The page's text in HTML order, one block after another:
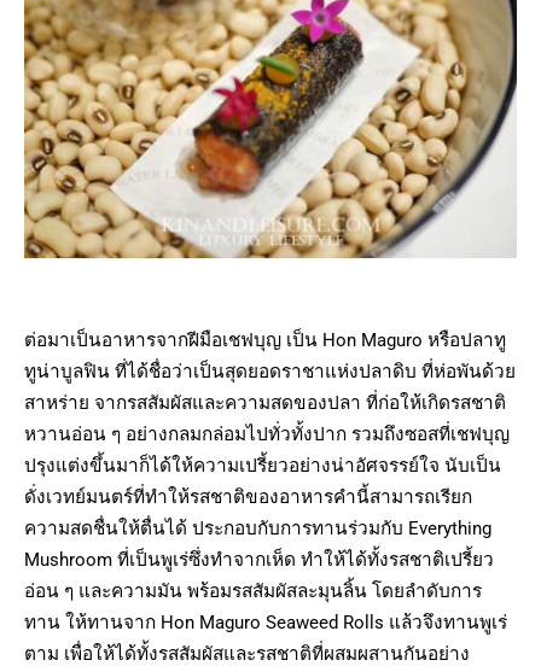
ต่อมาเป็นอาหารจากฝีมือเชฟบุญ เป็น Hon Maguro หรือปลาทู
ทูน่าบูลฟิน ที่ได้ชื่อว่าเป็นสุดยอดราชาแห่งปลาดิบ ที่ห่อพันด้วย
สาหร่าย จากรสสัมผัสและความสดของปลา ที่ก่อให้เกิดรสชาติ
หวานอ่อน ๆ อย่างกลมกล่อมไปทั่วทั้งปาก รวมถึงซอสที่เชฟบุญ
ปรุงแต่งขึ้นมาก็ได้ให้ความเปรี้ยวอย่างน่าอัศจรรย์ใจ นับเป็น
ดั่งเวทย์มนตร์ที่ทำให้รสชาติของอาหารคำนี้สามารถเรียก
ความสดชื่นให้ตื่นได้ ประกอบกับการทานร่วมกับ Everything
Mushroom ที่เป็นพูเร่ซึ่งทำจากเห็ด ทำให้ได้ทั้งรสชาติเปรี้ยว
อ่อน ๆ และความมัน พร้อมรสสัมผัสละมุนลิ้น โดยลำดับการ
ทาน ให้ทานจาก Hon Maguro Seaweed Rolls แล้วจึงทานพูเร่
ตาม เพื่อให้ได้ทั้งรสสัมผัสและรสชาติที่ผสมผสานกันอย่าง